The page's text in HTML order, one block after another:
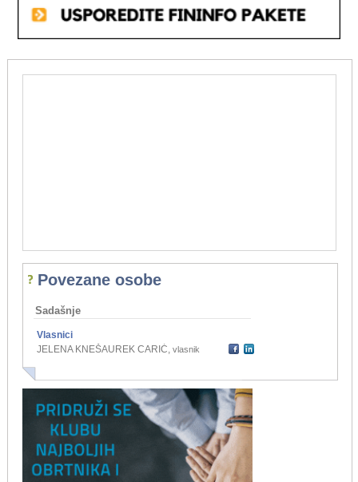
Povezane osobe
Sadašnje
Vlasnici
JELENA KNEŠAUREK CARIĆ, vlasnik